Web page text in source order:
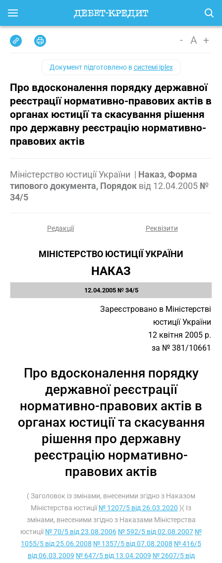
- A +
Документ підготовлено всистемі iplex
Про вдосконалення порядку державної
реєстрації нормативно-правових актів в
органах юстиції та скасування рішення
про державну реєстрацію нормативно-
правових актів
Міністерство юстиції України | Наказ, Форма
типового документа, Порядок від 12.04.2005 №
34/5
Редакції Реквізити
МІНІСТЕРСТВО ЮСТИЦІЇ УКРАЇНИ
НАКАЗ
12.04.2005 № 34/5
Зареєстровано в Міністерстві
юстиції України
12 квітня 2005 р.
за № 381/10661
Про вдосконалення порядку
державної реєстрації
нормативно-правових актів в
органах юстиції та скасування
рішення про державну
реєстрацію нормативно-
правових актів
( Заголовок із змінами, внесеними згідно з Наказом
Міністерства юстиції№ 1207/5 від 26.03.2020 )( Із
змінами, внесеними згідно з Наказами Міністерства
юстиції№ 70/5 від 23.08.2006 № 592/5 від 02.08.2007 №
1055/5 від 25.06.2008 № 1357/5 від 07.08.2008 № 416/5
від 06.03.2009 № 647/5 від 13.04.2009 № 2607/5 від